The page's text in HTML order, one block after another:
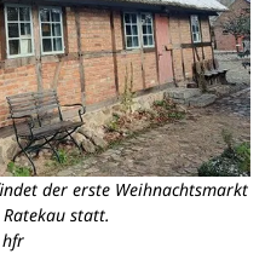
der erste Weihnachtsmarkt
statt.